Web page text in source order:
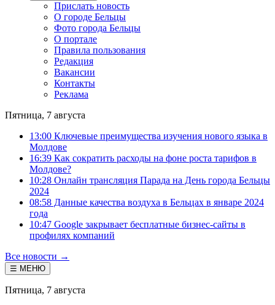
Прислать новость
О городе Бельцы
Фото города Бельцы
О портале
Правила пользования
Редакция
Вакансии
Контакты
Реклама
Пятница, 7 августа
13:00 Ключевые преимущества изучения нового языка в
Молдове
16:39 Как сократить расходы на фоне роста тарифов в
Молдове?
10:28 Онлайн трансляция Парада на День города Бельцы
2024
08:58 Данные качества воздуха в Бельцах в январе 2024
года
10:47 Google закрывает бесплатные бизнес-сайты в
профилях компаний
Все новости →
☰ МЕНЮ
Пятница, 7 августа